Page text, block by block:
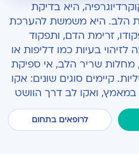
היא בדיקת
הלב. היא משמשת להערכת
זרימת הדם, ותפקוד
בעיות כמו דליפות או
מחלות שריר הלב, אי ספיקת
קיימים סוגים שונים: אקו
במאמץ, ואקו לב דרך הוושט
לרופאים בתחום